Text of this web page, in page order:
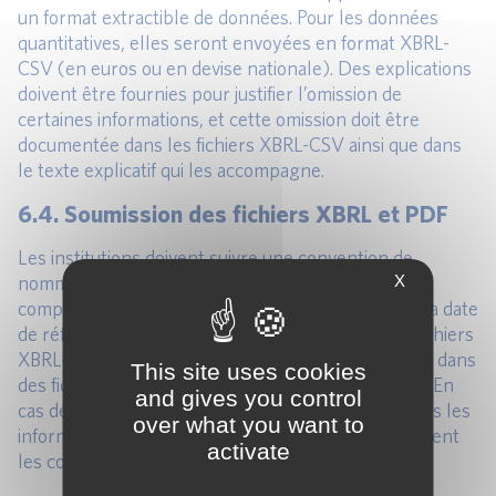
un format extractible de données. Pour les données
quantitatives, elles seront envoyées en format XBRL-
CSV (en euros ou en devise nationale). Des explications
doivent être fournies pour justifier l’omission de
certaines informations, et cette omission doit être
documentée dans les fichiers XBRL-CSV ainsi que dans
le texte explicatif qui les accompagne.
6.4. Soumission des fichiers XBRL et PDF
Les institutions doivent suivre une convention de
nommage spécifique pour les fichiers soumis,
comprenant l’identifiant de l’entité juridique (LEI), la date
de référence, le niveau de consolidation, etc. Les fichiers
XBRL-CSV et les rapports PDF doivent être soumis dans
des fichiers .zip distincts, un fichier .zip par module. En
cas de resoumission, le fichier .zip doit inclure toutes les
informations précédemment soumises, pas seulement
les corrections.
X
This site uses cookies
and gives you control
over what you want to
activate